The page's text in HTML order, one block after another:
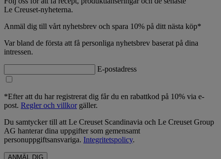
Le Creuset-nyheterna.
Anmäl dig till vårt nyhetsbrev och spara 10% på ditt nästa köp*
Var bland de första att få personliga nyhetsbrev baserat på dina
intressen.
E-postadress
*Efter att du har registrerat dig får du en rabattkod på 10% via e-
post. Regler och villkorgäller.
Du samtycker till att Le Creuset Scandinavia och Le Creuset Group
AG hanterar dina uppgifter som gemensamt
personuppgiftsansvariga. Integritetspolicy.